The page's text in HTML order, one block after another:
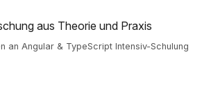
aus Theorie und Praxis
an Angular & TypeScript Intensiv-Schulung